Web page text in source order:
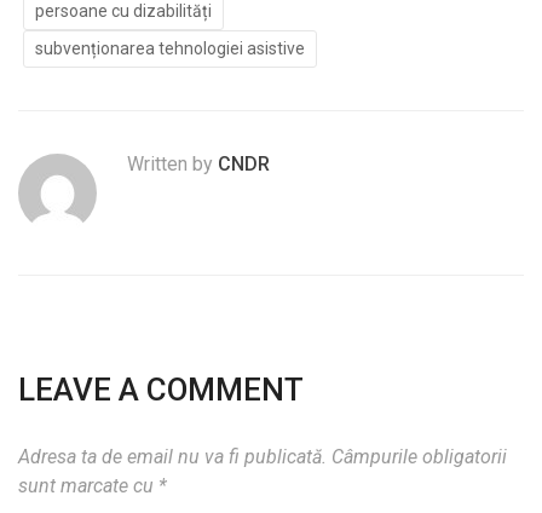
persoane cu dizabilități
subvenționarea tehnologiei asistive
Written by CNDR
LEAVE A COMMENT
Adresa ta de email nu va fi publicată. Câmpurile obligatorii
sunt marcate cu *